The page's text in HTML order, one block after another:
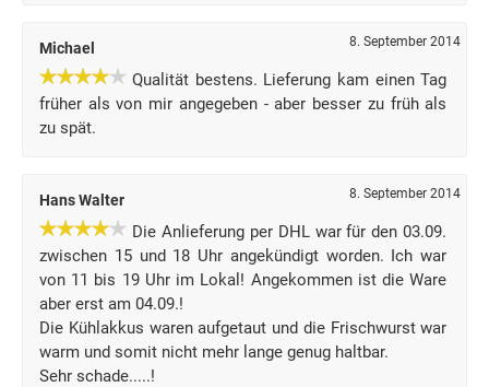
Michael 8. September 2014
Qualität bestens. Lieferung kam einen Tag
früher als von mir angegeben - aber besser zu früh als
zu spät.
Hans Walter 8. September 2014
Die Anlieferung per DHL war für den 03.09.
zwischen 15 und 18 Uhr angekündigt worden. Ich war
von 11 bis 19 Uhr im Lokal! Angekommen ist die Ware
aber erst am 04.09.!
Die Kühlakkus waren aufgetaut und die Frischwurst war
warm und somit nicht mehr lange genug haltbar.
Sehr schade.....!